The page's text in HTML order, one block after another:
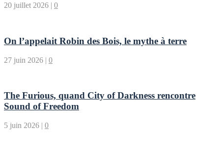
20 juillet 2026 | 0
On l’appelait Robin des Bois, le mythe à terre
27 juin 2026 | 0
The Furious, quand City of Darkness rencontre
Sound of Freedom
5 juin 2026 | 0